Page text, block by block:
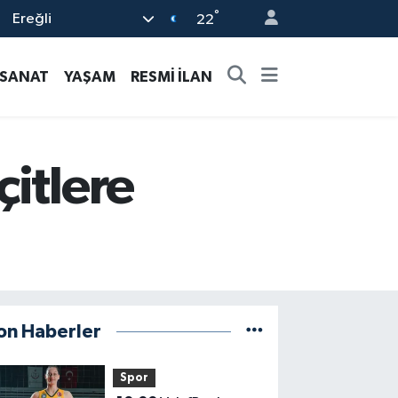
Ereğli 22°
YAŞAM RESMİ İLAN
Haberler
Spor